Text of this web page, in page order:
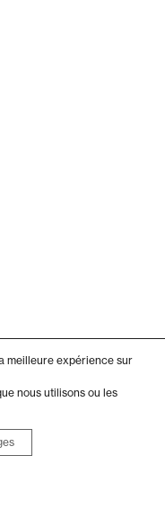
meilleure expérience sur
nous utilisons ou les